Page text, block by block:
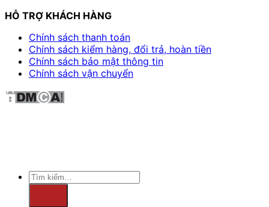
HỖ TRỢ KHÁCH HÀNG
Chính sách thanh toán
Chính sách kiểm hàng, đổi trả, hoàn tiền
Chính sách bảo mật thông tin
Chính sách vận chuyển
Tìm
kiếm: